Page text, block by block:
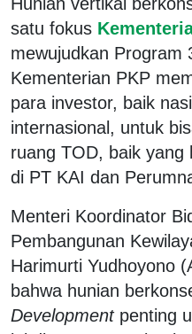
satu fokus
mewujudkan Program
Kementerian PKP
para investor, baik
internasional, untuk
ruang TOD, baik yang
di PT KAI dan
Menteri Koordinator
Pembangunan
Harimurti Yudhoyono
bahwa hunian
Developmentpenting